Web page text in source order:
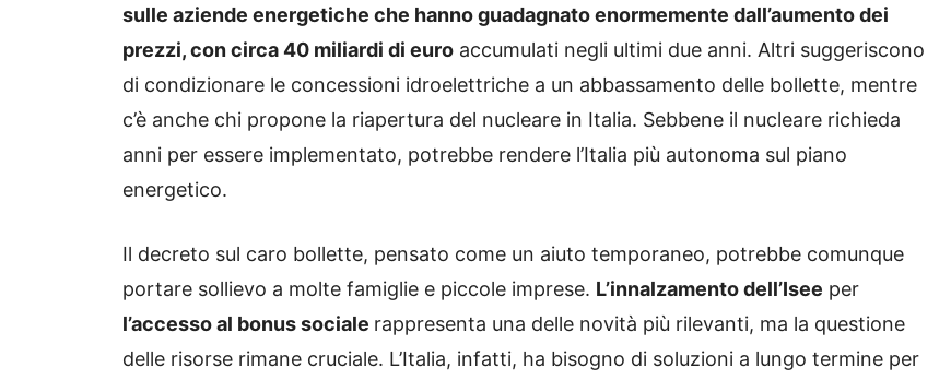
sulle aziende energetiche che hanno guadagnato enormemente dall’aumento dei
prezzi, con circa 40 miliardi di euro accumulati negli ultimi due anni. Altri suggeriscono
di condizionare le concessioni idroelettriche a un abbassamento delle bollette, mentre
c’è anche chi propone la riapertura del nucleare in Italia. Sebbene il nucleare richieda
anni per essere implementato, potrebbe rendere l’Italia più autonoma sul piano
energetico.
Il decreto sul caro bollette, pensato come un aiuto temporaneo, potrebbe comunque
portare sollievo a molte famiglie e piccole imprese. L’innalzamento dell’Isee per
l’accesso al bonus sociale rappresenta una delle novità più rilevanti, ma la questione
delle risorse rimane cruciale. L’Italia, infatti, ha bisogno di soluzioni a lungo termine per